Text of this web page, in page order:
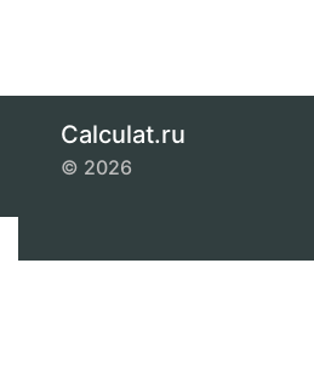
Calculat.ru
© 2026